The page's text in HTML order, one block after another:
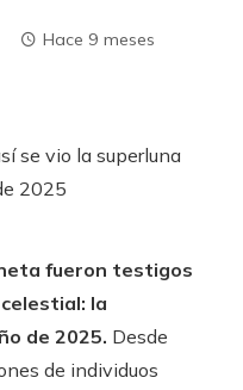
Hace 9 meses
fueron testigos
la
de 2025. Desde
de individuos